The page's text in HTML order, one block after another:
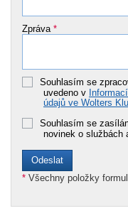
Zpráva *
Souhlasím se
uvedeno v
údajů ve Wolters
Souhlasím se
novinek o službách
* Všechny položky